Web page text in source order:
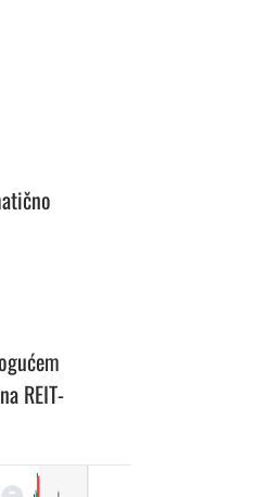
REIT-